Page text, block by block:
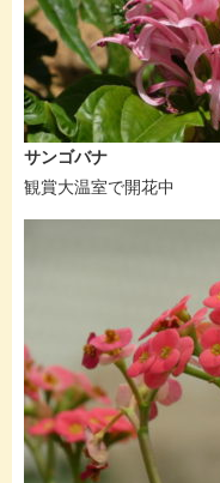
サンゴバナ
観賞大温室で開花中